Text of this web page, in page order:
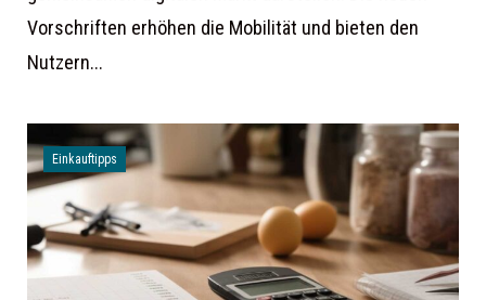
Vorschriften erhöhen die Mobilität und bieten den
Nutzern...
Einkauftipps